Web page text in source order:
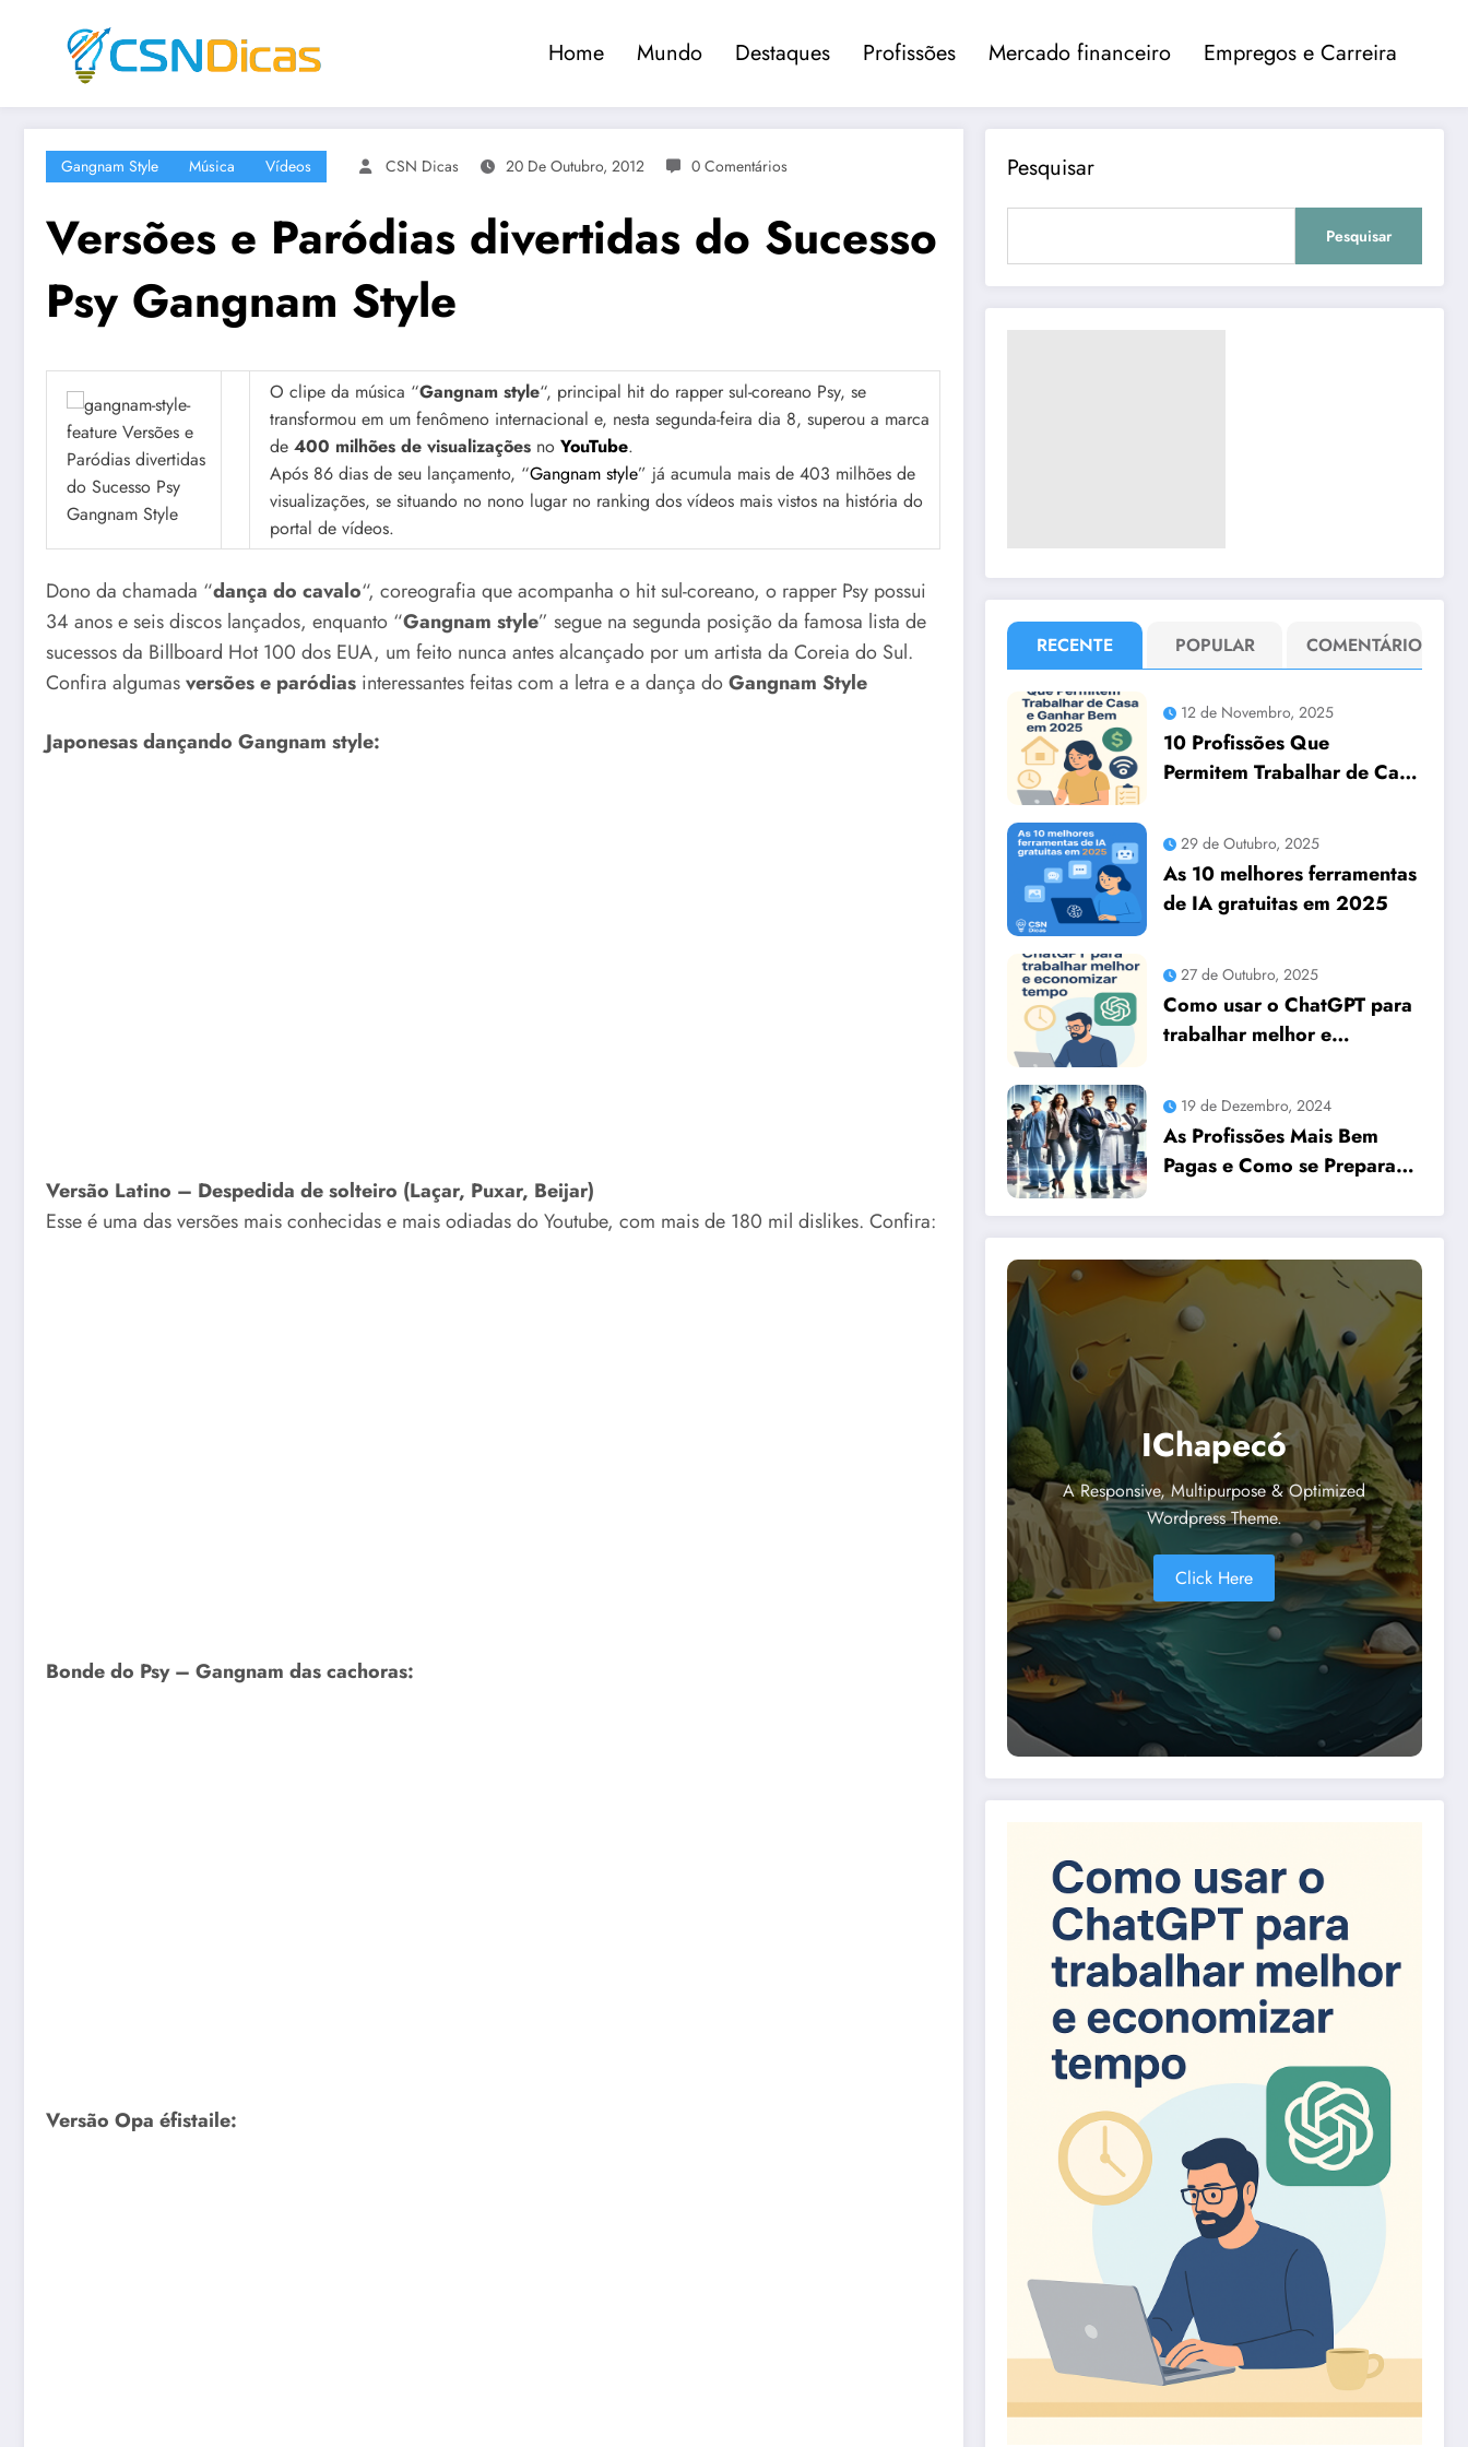
Home Mundo Destaques Profissões Mercado financeiro Empregos e Carreira
Gangnam Style Música Vídeos CSN Dicas 20 De Outubro, 2012 0 Comentários
Versões e Paródias divertidas do Sucesso
Psy Gangnam Style
O clipe da música “Gangnam style“, principal hit do rapper sul-coreano Psy, se
transformou em um fenômeno internacional e, nesta segunda-feira dia 8, superou a marca
de 400 milhões de visualizações no YouTube.
Após 86 dias de seu lançamento, “Gangnam style” já acumula mais de 403 milhões de
visualizações, se situando no nono lugar no ranking dos vídeos mais vistos na história do
portal de vídeos.
Dono da chamada “dança do cavalo“, coreografia que acompanha o hit sul-coreano, o rapper Psy possui
34 anos e seis discos lançados, enquanto “Gangnam style” segue na segunda posição da famosa lista de
sucessos da Billboard Hot 100 dos EUA, um feito nunca antes alcançado por um artista da Coreia do Sul.
Confira algumasversões e paródias interessantes feitas com a letra e a dança doGangnam Style
Japonesas dançando Gangnam style:
Versão Latino – Despedida de solteiro (Laçar, Puxar, Beijar)
Esse é uma das versões mais conhecidas e mais odiadas do Youtube, com mais de 180 mil dislikes. Confira:
Bonde do Psy – Gangnam das cachoras:
Versão Opa éfistaile:
Pesquisar
Pesquisar
RECENTE POPULAR COMENTÁRIO
12 de Novembro, 2025
10 Profissões Que
Permitem Trabalhar de Casa
29 de Outubro, 2025
As 10 melhores ferramentas
de IA gratuitas em 2025
27 de Outubro, 2025
Como usar o ChatGPT para
trabalhar melhor e
19 de Dezembro, 2024
As Profissões Mais Bem
Pagas e Como se Preparar
Essenciais
IChapecó
A Responsive, Multipurpose & Optimized
Wordpress Theme.
Click Here